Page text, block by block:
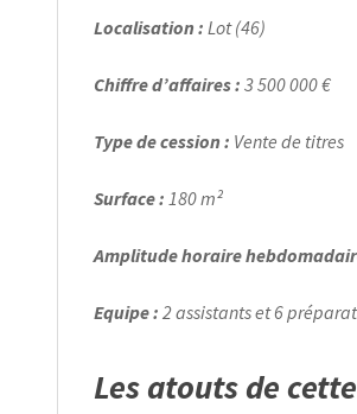
Localisation : Lot (46)
Chiffre d’affaires : 3 500 000 €
Type de cession : Vente de titres
Surface : 180 m²
Amplitude horaire
Equipe : 2 assistants et 6
Les atouts de